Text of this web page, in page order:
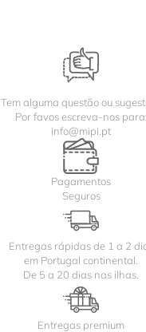
Tem alguma questão ou
Por favos escreva-nos para:
info@mipi.pt
Pagamentos
Seguros
Entregas rápidas de 1 a 2
em Portugal continental.
De 5 a 20 dias nas ilhas.
Entregas premium